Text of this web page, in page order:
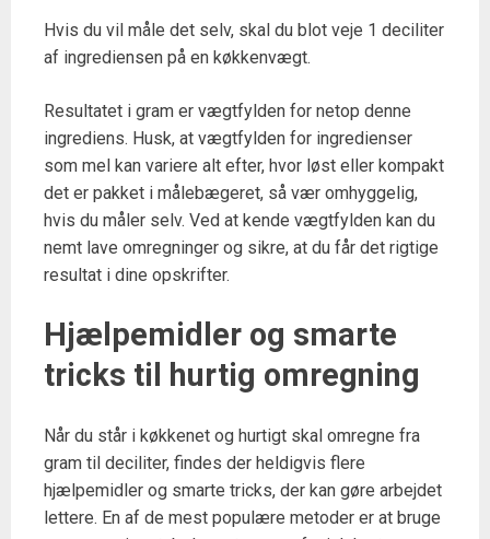
Hvis du vil måle det selv, skal du blot veje 1 deciliter
af ingrediensen på en køkkenvægt.
Resultatet i gram er vægtfylden for netop denne
ingrediens. Husk, at vægtfylden for ingredienser
som mel kan variere alt efter, hvor løst eller kompakt
det er pakket i målebægeret, så vær omhyggelig,
hvis du måler selv. Ved at kende vægtfylden kan du
nemt lave omregninger og sikre, at du får det rigtige
resultat i dine opskrifter.
Hjælpemidler og smarte
tricks til hurtig omregning
Når du står i køkkenet og hurtigt skal omregne fra
gram til deciliter, findes der heldigvis flere
hjælpemidler og smarte tricks, der kan gøre arbejdet
lettere. En af de mest populære metoder er at bruge